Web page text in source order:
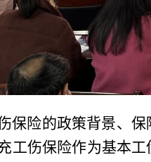
保险的政策背景、
工伤保险作为基本